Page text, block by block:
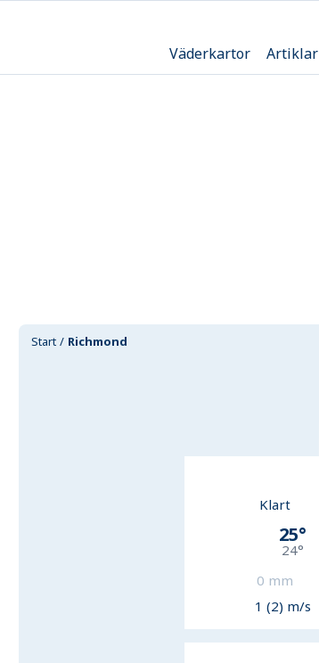
Väderkartor Artiklar
Start Richmond
Klart
25°
24°
0 mm
1 (2) m/s